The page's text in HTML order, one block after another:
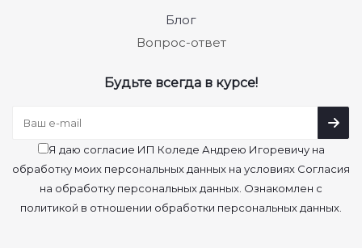
Блог
Вопрос-ответ
Будьте всегда в курсе!
Я даю согласие ИП Коледе Андрею Игоревичу на
обработку моих персональных данных на условиях Согласия
на обработку персональных данных. Ознакомлен с
политикой в отношении обработки персональных данных.